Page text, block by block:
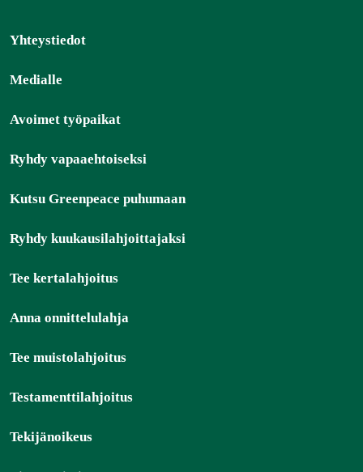
Yhteystiedot
Medialle
Avoimet työpaikat
Ryhdy vapaaehtoiseksi
Kutsu Greenpeace puhumaan
Ryhdy kuukausilahjoittajaksi
Tee kertalahjoitus
Anna onnittelulahja
Tee muistolahjoitus
Testamenttilahjoitus
Tekijänoikeus